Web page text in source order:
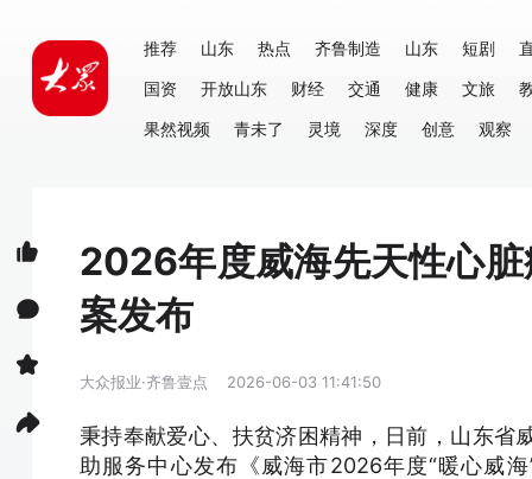
推荐 山东 热点 齐鲁制造 山东 短剧
国资
开放山东 财经 交通 健康 文旅
果然视频
青未了 灵境 深度 创意 观察
2026年度威海先天性心
案发布
大众报业·齐鲁壹点 2026-06-03 11:41:50
秉持奉献爱心、扶贫济困精神，日前，山东省
助服务中心发布《威海市2026年度“暖心威